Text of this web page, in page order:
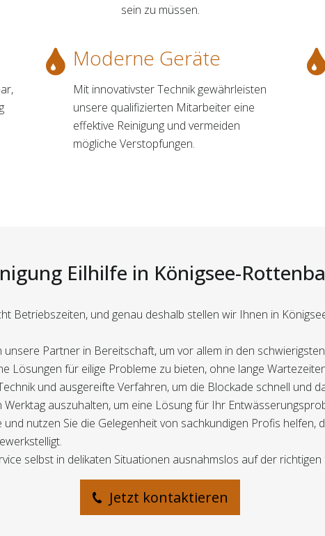
sein zu müssen.
Moderne Geräte
Mit innovativster Technik gewährleisten
unsere qualifizierten Mitarbeiter eine
effektive Reinigung und vermeiden
mögliche Verstopfungen.
Eilhilfe in Königsee-
Betriebszeiten, und genau deshalb stellen wir Ihnen in
Partner in Bereitschaft, um vor allem in den
Lösungen für eilige Probleme zu bieten, ohne lange
und ausgereifte Verfahren, um die Blockade schnell und
auszuhalten, um eine Lösung für Ihr
und nutzen Sie die Gelegenheit von sachkundigen Profis
selbst in delikaten Situationen ausnahmslos auf der richtigen
Jetzt kontaktieren